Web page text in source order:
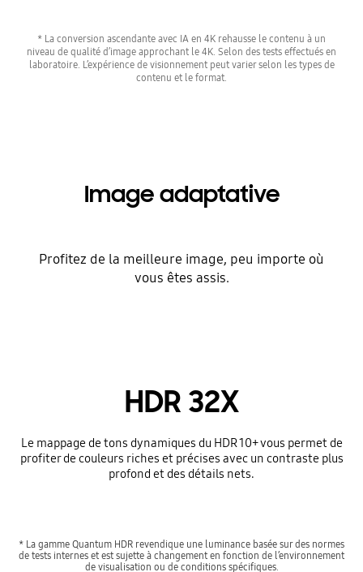
* La conversion ascendante avec IA en 4K rehausse le contenu à un
niveau de qualité d’image approchant le 4K. Selon des tests effectués en
laboratoire. L’expérience de visionnement peut varier selon les types de
contenu et le format.
Image adaptative
Profitez de la meilleure image, peu importe où
vous êtes assis.
HDR 32X
Le mappage de tons dynamiques du HDR 10+ vous permet de
profiter de couleurs riches et précises avec un contraste plus
profond et des détails nets.
* La gamme Quantum HDR revendique une luminance basée sur des normes
de tests internes et est sujette à changement en fonction de l’environnement
de visualisation ou de conditions spécifiques.